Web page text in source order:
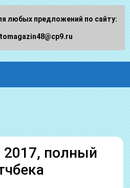
2017, полный
любых предложений по сайту: